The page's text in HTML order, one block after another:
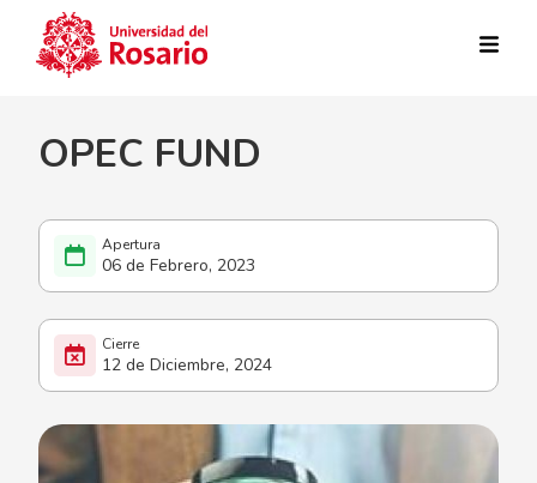
06 de Febrero, 2023
12 de Diciembre, 2024
OPEC FUND